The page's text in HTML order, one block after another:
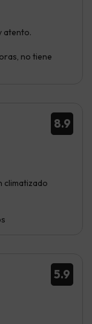
atento.
no tiene
8.9
climatizado
5.9